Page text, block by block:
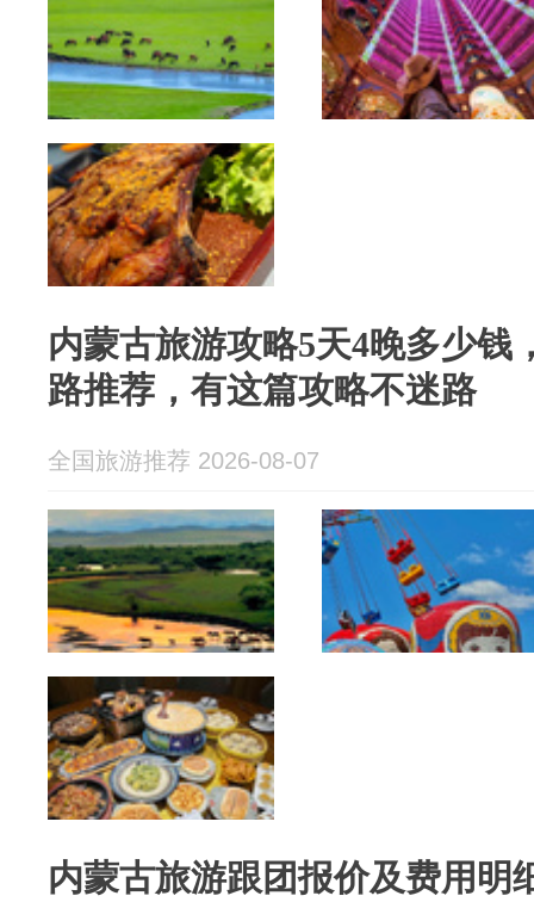
内蒙古旅游攻略5天4晚多少钱
路推荐，有这篇攻略不迷路
全国旅游推荐 2026-08-07
内蒙古旅游跟团报价及费用明